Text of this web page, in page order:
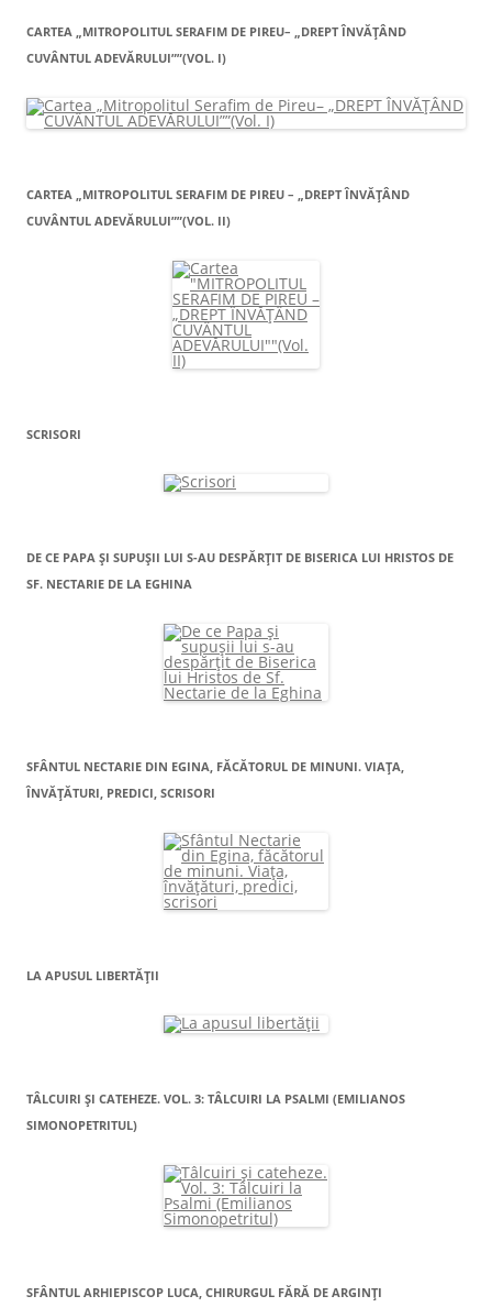
CARTEA „MITROPOLITUL SERAFIM DE PIREU– „DREPT ÎNVĂŢÂND
CUVÂNTUL ADEVĂRULUI””(VOL. I)
CARTEA „MITROPOLITUL SERAFIM DE PIREU – „DREPT ÎNVĂŢÂND
CUVÂNTUL ADEVĂRULUI””(VOL. II)
SCRISORI
DE CE PAPA ŞI SUPUŞII LUI S-AU DESPĂRŢIT DE BISERICA LUI HRISTOS DE
SF. NECTARIE DE LA EGHINA
SFÂNTUL NECTARIE DIN EGINA, FĂCĂTORUL DE MINUNI. VIAŢA,
ÎNVĂŢĂTURI, PREDICI, SCRISORI
LA APUSUL LIBERTĂŢII
TÂLCUIRI ŞI CATEHEZE. VOL. 3: TÂLCUIRI LA PSALMI (EMILIANOS
SIMONOPETRITUL)
SFÂNTUL ARHIEPISCOP LUCA, CHIRURGUL FĂRĂ DE ARGINŢI